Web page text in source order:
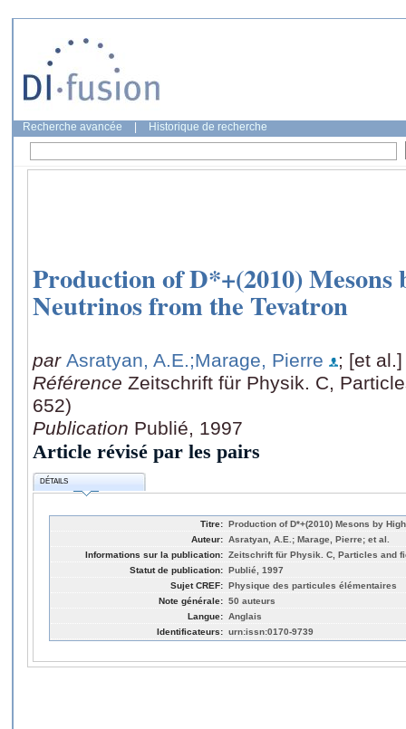
Recherche avancée Historique de recherche
Production of D*+(2010)
Neutrinos from the Tevatron
par Asratyan, A.E.;Marage, Pierre
; [et al.]
Référence Zeitschrift für Physik. C,
652)
Publication Publié, 1997
Article révisé par les pairs
DÉTAILS
Titre: Production of D*+(2010) Mesons by
Auteur: Asratyan, A.E.; Marage, Pierre; et al.
Informations sur la publication: Zeitschrift für Physik. C, Particles and
Statut de publication: Publié, 1997
Sujet CREF: Physique des particules élémentaires
Note générale: 50 auteurs
Langue: Anglais
Identificateurs: urn:issn:0170-9739